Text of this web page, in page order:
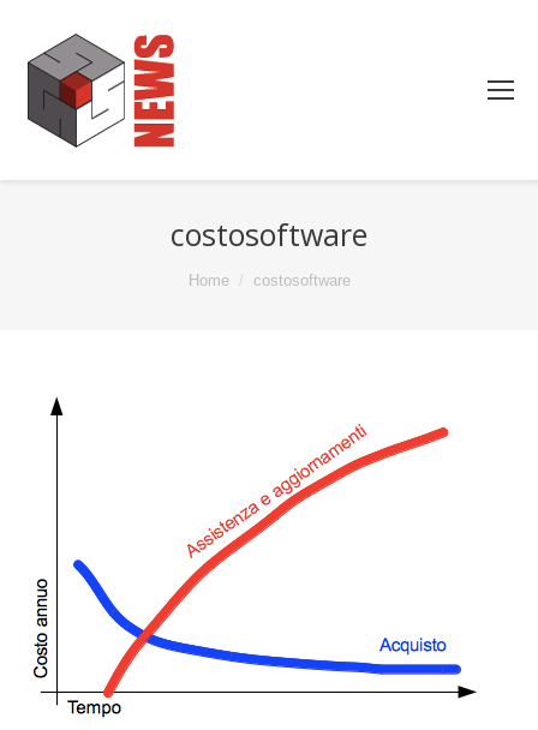
costosoftware
Home costosoftware